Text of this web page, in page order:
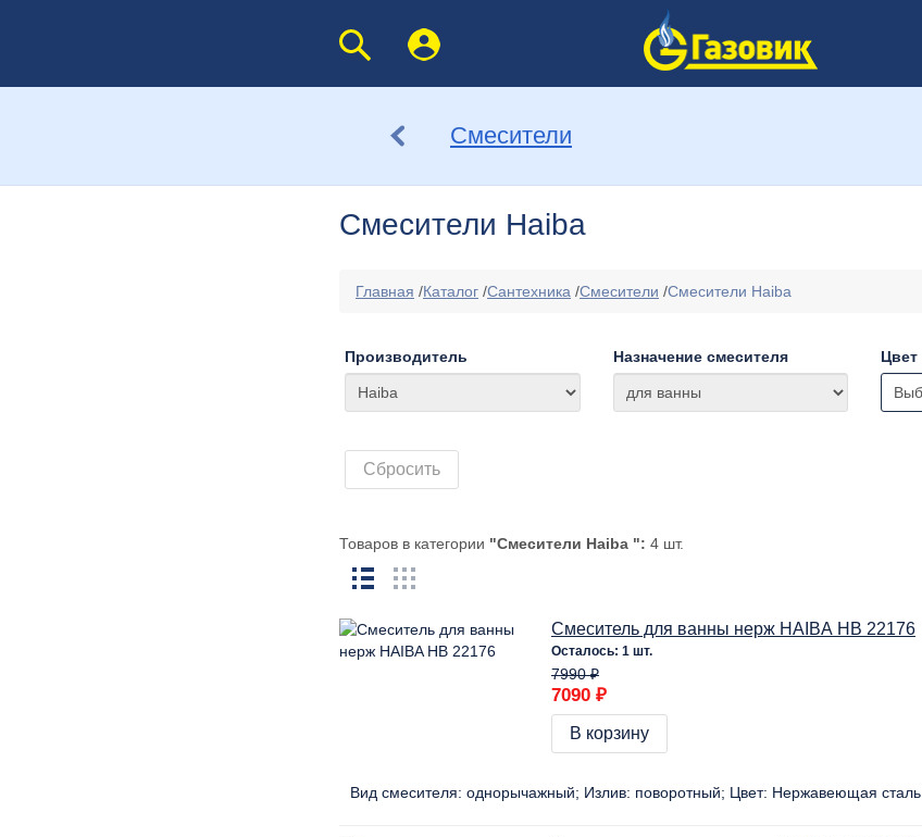
Смесители
Смесители Haiba
Главная /Каталог /Сантехника /Смесители /Смесители Haiba
Производитель Назначение смесителя Цвет
Сбросить
Товаров в категории "Смесители Haiba ": 4 шт.
Смеситель для ванны нерж HAIBA HB 22176
Осталось: 1 шт.
7990 ₽
7090 ₽
В корзину
Вид смесителя: однорычажный Излив: поворотный Цвет: Нержавеющая сталь